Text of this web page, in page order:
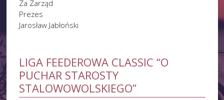
Za Zarząd
Prezes
Jarosław Jabłoński
LIGA FEEDEROWA CLASSIC “O
PUCHAR STAROSTY
STALOWOWOLSKIEGO”